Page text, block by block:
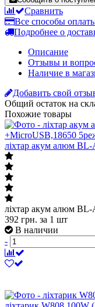
Сравнить
Все способы оплаты
Подробнее о
Отзывы и
Наличие в
Общий остаток на
Похожие товары
ліхтар акум алюм BL-
ліхтар акум алюм
392грн.за 1 шт
В наличии
-
ліхтарик W808